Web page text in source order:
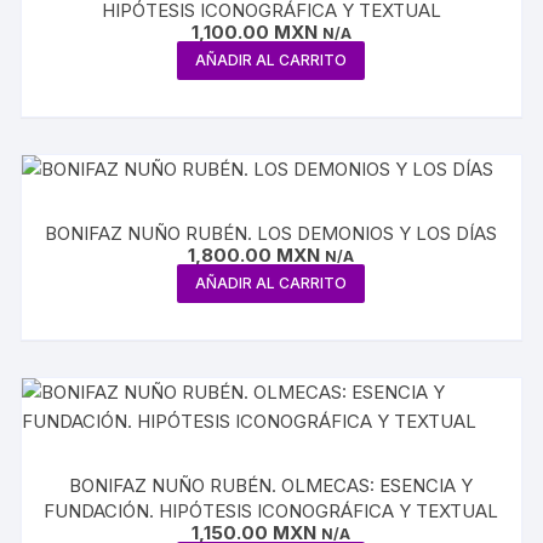
HIPÓTESIS ICONOGRÁFICA Y TEXTUAL
1,100.00 MXN N/A
AÑADIR AL CARRITO
BONIFAZ NUÑO RUBÉN. LOS DEMONIOS Y LOS DÍAS
1,800.00 MXN N/A
AÑADIR AL CARRITO
BONIFAZ NUÑO RUBÉN. OLMECAS: ESENCIA Y
FUNDACIÓN. HIPÓTESIS ICONOGRÁFICA Y TEXTUAL
1,150.00 MXN N/A